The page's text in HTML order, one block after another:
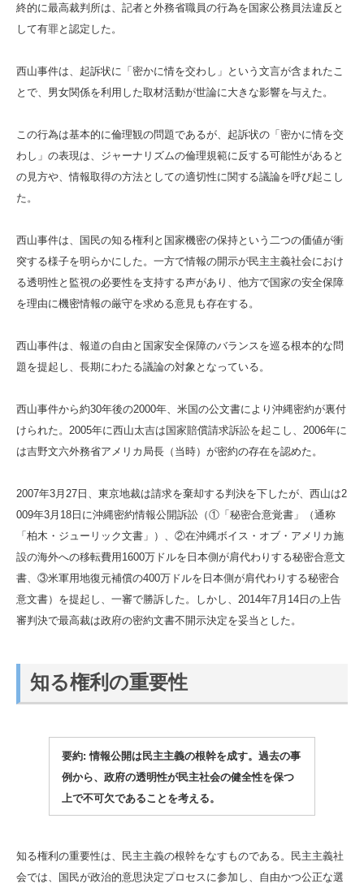
終的に最高裁判所は、記者と外務省職員の行為を国家公務員法違反と
して有罪と認定した。
西山事件は、起訴状に「密かに情を交わし」という文言が含まれたこ
とで、男女関係を利用した取材活動が世論に大きな影響を与えた。
この行為は基本的に倫理観の問題であるが、起訴状の「密かに情を交
わし」の表現は、ジャーナリズムの倫理規範に反する可能性があると
の見方や、情報取得の方法としての適切性に関する議論を呼び起こし
た。
西山事件は、国民の知る権利と国家機密の保持という二つの価値が衝
突する様子を明らかにした。一方で情報の開示が民主主義社会におけ
る透明性と監視の必要性を支持する声があり、他方で国家の安全保障
を理由に機密情報の厳守を求める意見も存在する。
西山事件は、報道の自由と国家安全保障のバランスを巡る根本的な問
題を提起し、長期にわたる議論の対象となっている。
西山事件から約30年後の2000年、米国の公文書により沖縄密約が裏付
けられた。2005年に西山太吉は国家賠償請求訴訟を起こし、2006年に
は吉野文六外務省アメリカ局長（当時）が密約の存在を認めた。
2007年3月27日、東京地裁は請求を棄却する判決を下したが、西山は2
009年3月18日に沖縄密約情報公開訴訟（①「秘密合意覚書」（通称
「柏木・ジューリック文書」）、②在沖縄ボイス・オブ・アメリカ施
設の海外への移転費用1600万ドルを日本側が肩代わりする秘密合意文
書、③米軍用地復元補償の400万ドルを日本側が肩代わりする秘密合
意文書）を提起し、一審で勝訴した。しかし、2014年7月14日の上告
審判決で最高裁は政府の密約文書不開示決定を妥当とした。
知る権利の重要性
要約: 情報公開は民主主義の根幹を成す。過去の事
例から、政府の透明性が民主社会の健全性を保つ
上で不可欠であることを考える。
知る権利の重要性は、民主主義の根幹をなすものである。民主主義社
会では、国民が政治的意思決定プロセスに参加し、自由かつ公正な選